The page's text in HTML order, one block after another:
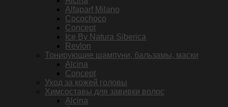
Alfaparf Milano
Cocochoco
Concept
Ice By Natura Siberica
Revlon
Тонирующие шампуни, бальзамы, маски
Alcina
Concept
Уход за кожей головы
Химсоставы для завивки волос
Alcina